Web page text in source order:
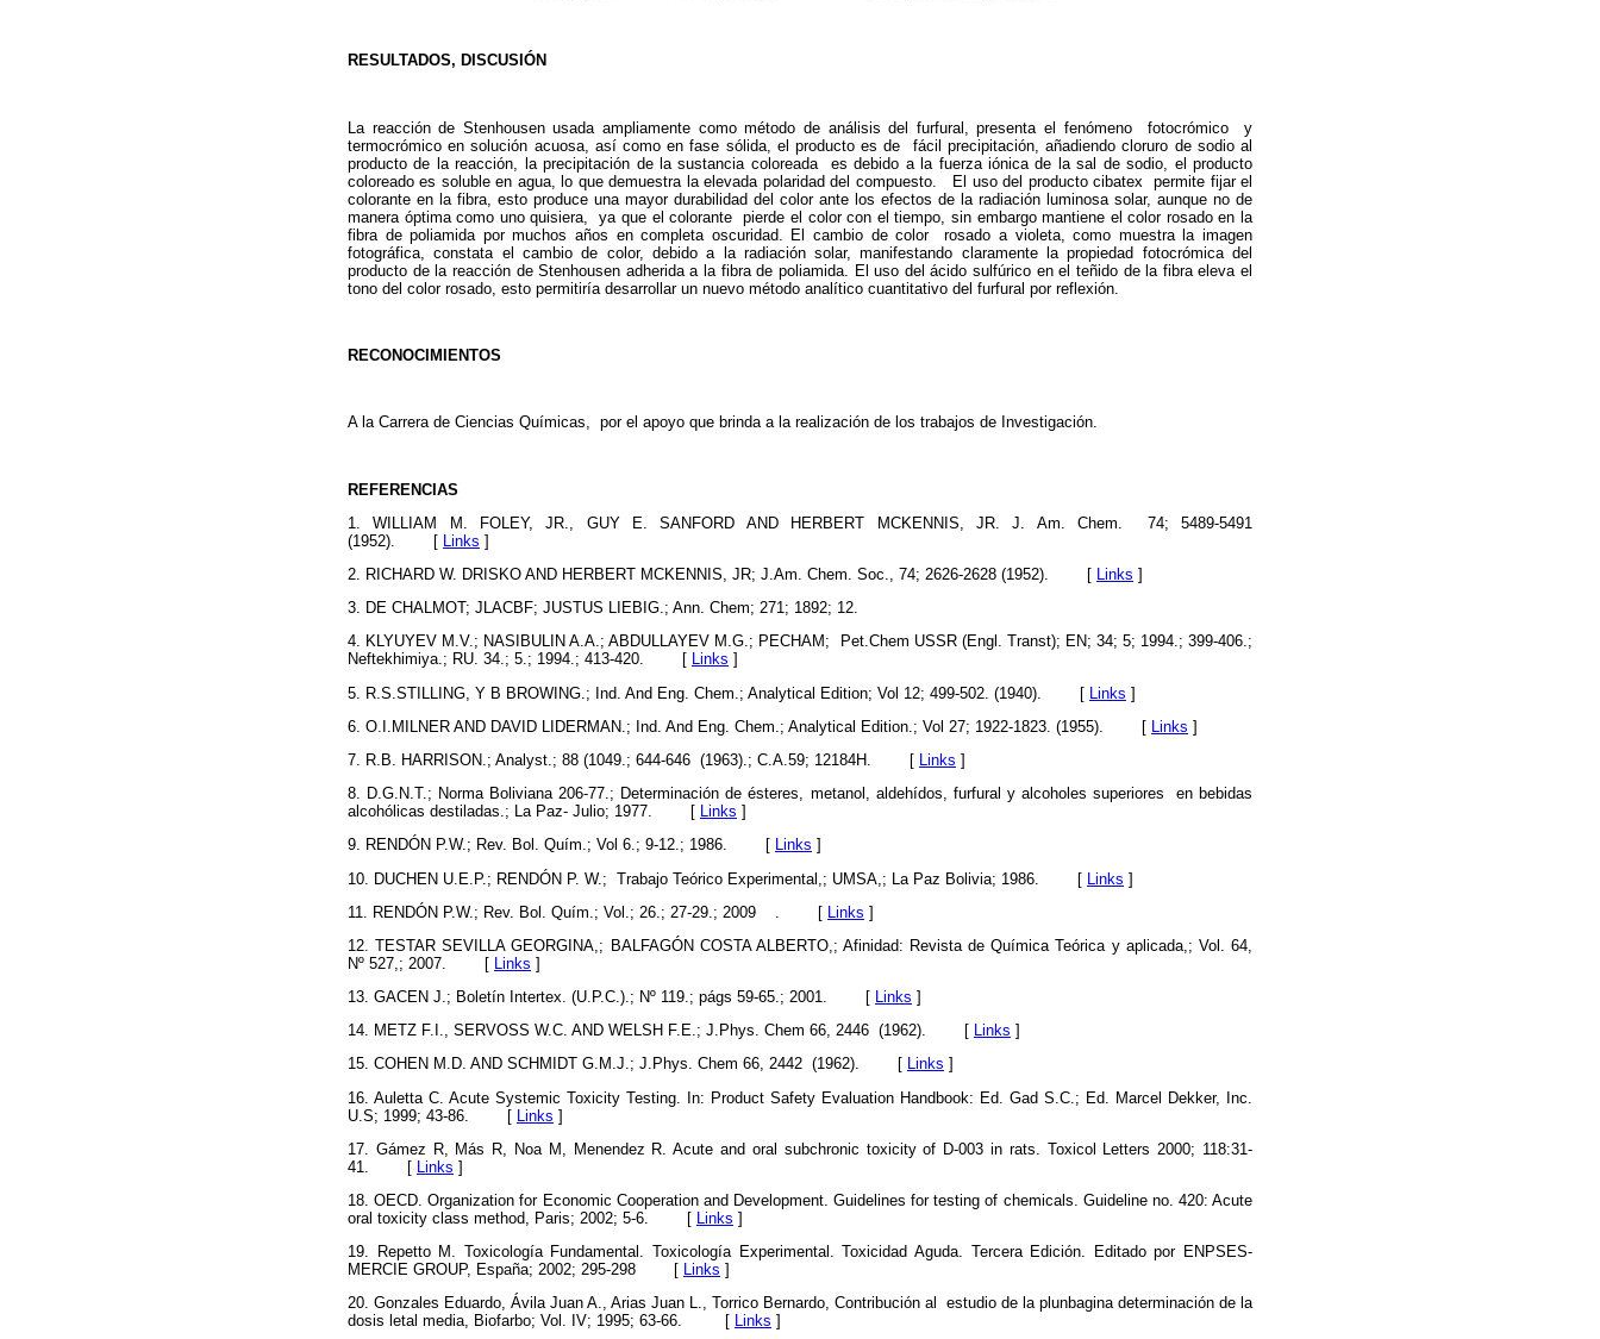
RESULTADOS, DISCUSIÓN
La reacción de Stenhousen usada ampliamente como método de análisis del furfural, presenta el fenómeno fotocrómico y
termocrómico en solución acuosa, así como en fase sólida, el producto es de fácil precipitación, añadiendo cloruro de sodio al
producto de la reacción, la precipitación de la sustancia coloreada es debido a la fuerza iónica de la sal de sodio, el producto
coloreado es soluble en agua, lo que demuestra la elevada polaridad del compuesto. El uso del producto cibatex permite fijar el
colorante en la fibra, esto produce una mayor durabilidad del color ante los efectos de la radiación luminosa solar, aunque no de
manera óptima como uno quisiera, ya que el colorante pierde el color con el tiempo, sin embargo mantiene el color rosado en la
fibra de poliamida por muchos años en completa oscuridad. El cambio de color rosado a violeta, como muestra la imagen
fotográfica, constata el cambio de color, debido a la radiación solar, manifestando claramente la propiedad fotocrómica del
producto de la reacción de Stenhousen adherida a la fibra de poliamida. El uso del ácido sulfúrico en el teñido de la fibra eleva el
tono del color rosado, esto permitiría desarrollar un nuevo método analítico cuantitativo del furfural por reflexión.
RECONOCIMIENTOS
A la Carrera de Ciencias Químicas, por el apoyo que brinda a la realización de los trabajos de Investigación.
REFERENCIAS
1. WILLIAM M. FOLEY, JR., GUY E. SANFORD AND HERBERT MCKENNIS, JR. J. Am. Chem. 74; 5489-5491
(1952).
[ Links ]
2. RICHARD W. DRISKO AND HERBERT MCKENNIS, JR; J.Am. Chem. Soc., 74; 2626-2628 (1952). [ Links ]
3. DE CHALMOT; JLACBF; JUSTUS LIEBIG.; Ann. Chem; 271; 1892; 12.
4. KLYUYEV M.V.; NASIBULIN A.A.; ABDULLAYEV M.G.; PECHAM; Pet.Chem USSR (Engl. Transt); EN; 34; 5; 1994.; 399-406.;
Neftekhimiya.; RU. 34.; 5.; 1994.; 413-420. [ Links ]
5. R.S.STILLING, Y B BROWING.; Ind. And Eng. Chem.; Analytical Edition; Vol 12; 499-502. (1940).
[ Links ]
6. O.I.MILNER AND DAVID LIDERMAN.; Ind. And Eng. Chem.; Analytical Edition.; Vol 27; 1922-1823. (1955).
[ Links ]
7. R.B. HARRISON.; Analyst.; 88 (1049.; 644-646 (1963).; C.A.59; 12184H.
[ Links ]
8. D.G.N.T.; Norma Boliviana 206-77.; Determinación de ésteres, metanol, aldehídos, furfural y alcoholes superiores en bebidas
alcohólicas destiladas.; La Paz- Julio; 1977. [ Links ]
9. RENDÓN P.W.; Rev. Bol. Quím.; Vol 6.; 9-12.; 1986. [ Links ]
10. DUCHEN U.E.P.; RENDÓN P. W.; Trabajo Teórico Experimental,; UMSA,; La Paz Bolivia; 1986.
[ Links ]
11. RENDÓN P.W.; Rev. Bol. Quím.; Vol.; 26.; 27-29.; 2009 .
[ Links ]
12. TESTAR SEVILLA GEORGINA,; BALFAGÓN COSTA ALBERTO,; Afinidad: Revista de Química Teórica y aplicada,; Vol. 64,
Nº 527,; 2007.
[ Links ]
13. GACEN J.; Boletín Intertex. (U.P.C.).; Nº 119.; págs 59-65.; 2001. [ Links ]
14. METZ F.I., SERVOSS W.C. AND WELSH F.E.; J.Phys. Chem 66, 2446 (1962). [ Links ]
15. COHEN M.D. AND SCHMIDT G.M.J.; J.Phys. Chem 66, 2442 (1962). [ Links ]
16. Auletta C. Acute Systemic Toxicity Testing. In: Product Safety Evaluation Handbook: Ed. Gad S.C.; Ed. Marcel Dekker, Inc.
U.S; 1999; 43-86.
[ Links ]
17. Gámez R, Más R, Noa M, Menendez R. Acute and oral subchronic toxicity of D-003 in rats. Toxicol Letters 2000; 118:31-
41.
[ Links ]
18. OECD. Organization for Economic Cooperation and Development. Guidelines for testing of chemicals. Guideline no. 420: Acute
oral toxicity class method, Paris; 2002; 5-6. [ Links ]
19. Repetto M. Toxicología Fundamental. Toxicología Experimental. Toxicidad Aguda. Tercera Edición. Editado por ENPSES-
MERCIE GROUP, España; 2002; 295-298 [ Links ]
20. Gonzales Eduardo, Ávila Juan A., Arias Juan L., Torrico Bernardo, Contribución al estudio de la plunbagina determinación de la
dosis letal media, Biofarbo; Vol. IV; 1995; 63-66.
[ Links ]